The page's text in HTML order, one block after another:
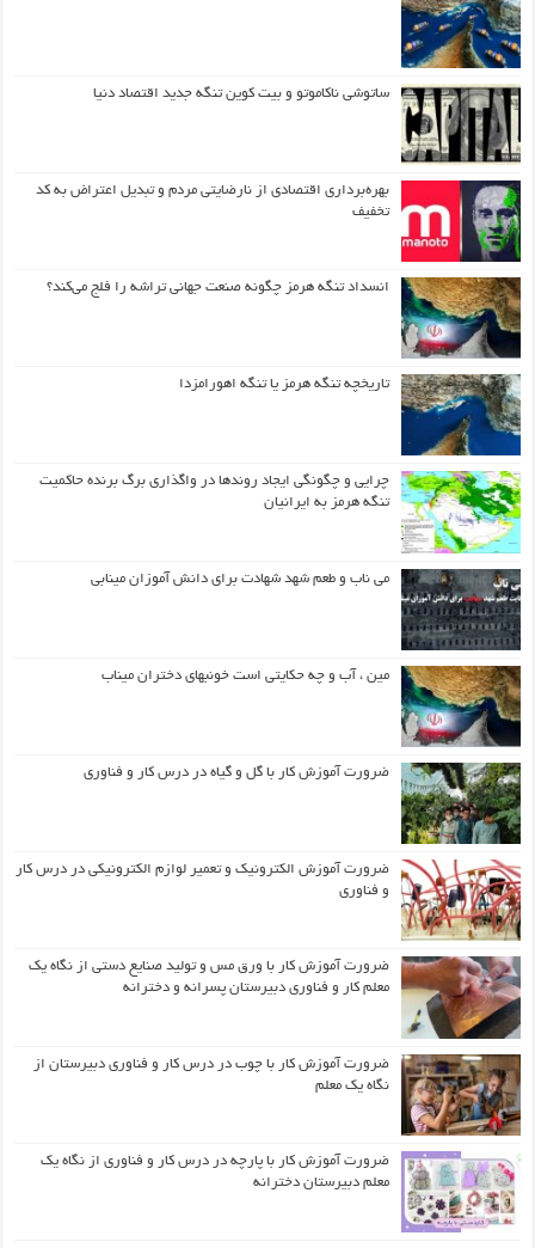
ساتوشی ناکاموتو و بیت کوین تنگه جدید اقتصاد دنیا
بهره‌برداری اقتصادی از نارضایتی مردم و تبدیل اعتراض به کد
تخفیف
انسداد تنگه هرمز چگونه صنعت جهانی تراشه را فلج می‌کند؟
تاریخچه تنگه هرمز یا تنگه اهورامزدا
چرایی و چگونگی ایجاد روندها در واگذاری برگ برنده حاکمیت
تنگه هرمز به ایرانیان
می ناب و طعم شهد شهادت برای دانش آموزان مینابی
مین ، آب و چه حکایتی است خونبهای دختران میناب
ضرورت آموزش کار با گل و گیاه در درس کار و فناوری
ضرورت آموزش الکترونیک و تعمیر لوازم الکترونیکی در درس کار
و فناوری
ضرورت آموزش کار با ورق مس و تولید صنایع دستی از نگاه یک
معلم کار و فناوری دبیرستان پسرانه و دخترانه
ضرورت آموزش کار با چوب در درس کار و فناوری دبیرستان از
نگاه یک معلم
ضرورت آموزش کار با پارچه در درس کار و فناوری از نگاه یک
معلم دبیرستان دخترانه